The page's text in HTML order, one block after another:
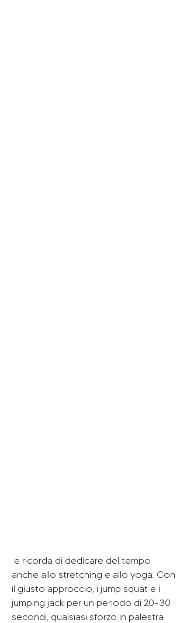
anche allo stretching e allo yoga. Con
il giusto approccio, i jump squat e i
jumping jack per un periodo di 20-30
secondi, qualsiasi sforzo in palestra